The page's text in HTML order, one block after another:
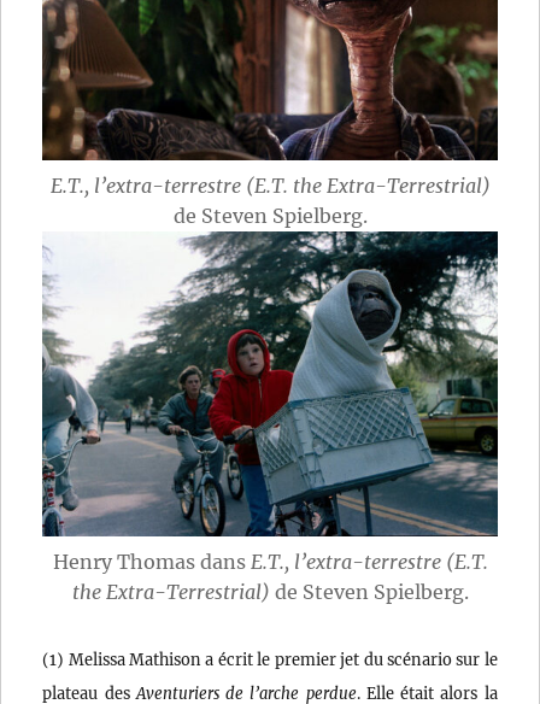
E.T., l’extra-terrestre (E.T. the Extra-Terrestrial)
de Steven Spielberg.
Henry Thomas dans E.T., l’extra-terrestre (E.T.
the Extra-Terrestrial) de Steven Spielberg.
(1) Melissa Mathison a écrit le premier jet du scénario sur le
plateau des Aventuriers de l’arche perdue. Elle était alors la